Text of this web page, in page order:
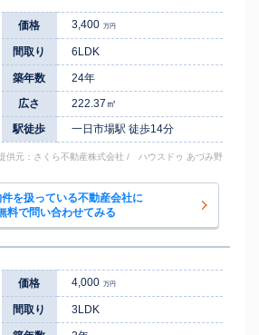
価格 3,400 万円
間取り 6LDK
築年数
24年
広さ
222.37㎡
駅徒歩
一日市場駅 徒歩14分
供元：さくら不動産株式会社 / ハウスドゥ あづみ野
を扱っている不動産会社に
料で問い合わせてみる
価格 4,000 万円
間取り 3LDK